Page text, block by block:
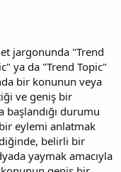
jargonunda "Trend
ya da "Trend Topic"
bir konunun veya
ve geniş bir
başlandığı durumu
eylemi anlatmak
belirli bir
yaymak amacıyla